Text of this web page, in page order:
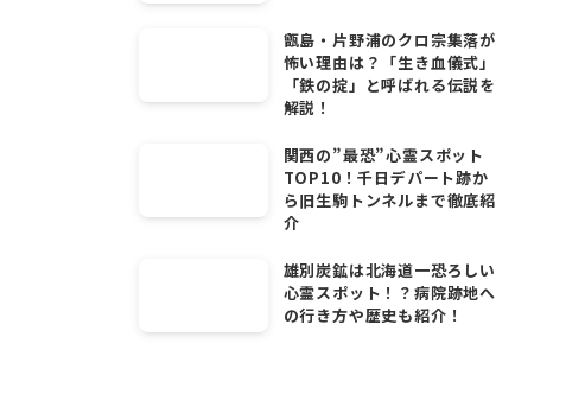
甑島・片野浦のクロ宗集落が
怖い理由は？「生き血儀式」
「鉄の掟」と呼ばれる伝説を
解説！
関西の”最恐”心霊スポット
TOP10！千日デパート跡か
ら旧生駒トンネルまで徹底紹
介
雄別炭鉱は北海道一恐ろしい
心霊スポット！？病院跡地へ
の行き方や歴史も紹介！